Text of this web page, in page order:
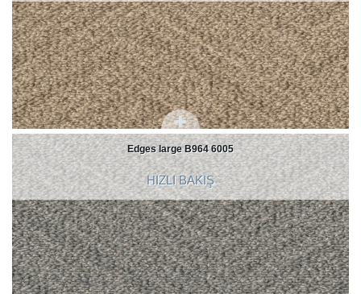
Edges large B964 6005
HIZLI BAKIŞ